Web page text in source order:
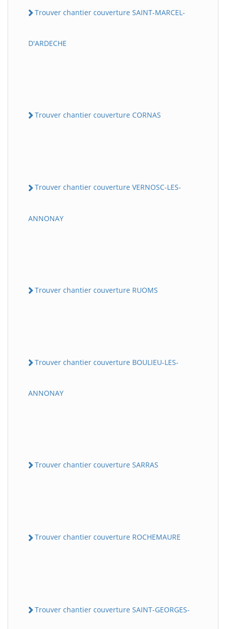
Trouver chantier couverture SAINT-MARCEL-
D'ARDECHE
Trouver chantier couverture CORNAS
Trouver chantier couverture VERNOSC-LES-
ANNONAY
Trouver chantier couverture RUOMS
Trouver chantier couverture BOULIEU-LES-
ANNONAY
Trouver chantier couverture SARRAS
Trouver chantier couverture ROCHEMAURE
Trouver chantier couverture SAINT-GEORGES-